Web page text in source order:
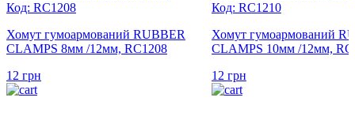
Код: RC1208
Хомут гумоармований RUBBER
CLAMPS 8мм /12мм, RC1208
12 грн
Код: RC1210
Хомут гумоармований
CLAMPS 10мм /12мм,
12 грн